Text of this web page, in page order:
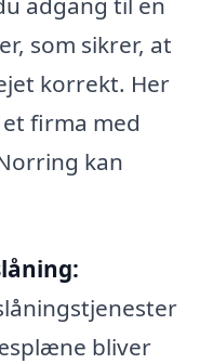
som sikrer, at
korrekt. Her
firma med
kan
bliver